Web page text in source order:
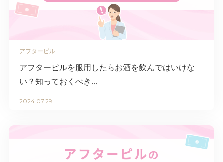
アフターピル
アフターピルを服用したらお酒を飲んではいけな
い？知っておくべき...
2024.07.29